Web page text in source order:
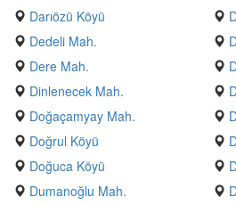
Darıözü Köyü
Dedeli Mah.
Dere Mah.
Dinlenecek Mah.
Doğaçamyay Mah.
Doğrul Köyü
Doğuca Köyü
Dumanoğlu Mah.